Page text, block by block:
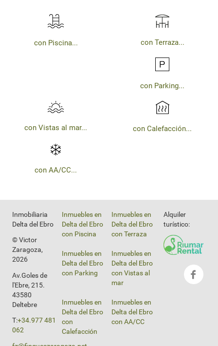
con Piscina... con Terraza...
con Parking...
con Vistas al mar... con Calefacción...
con AA/CC...
Inmobiliaria
Delta del Ebro
© Victor
Zaragoza,
2026
Av.Goles de
l'Ebre, 215.
43580
Deltebre
T:+34.977 481
062
Inmuebles en
Delta del Ebro
con Piscina
Inmuebles en
Delta del Ebro
con Terraza
Inmuebles en
Delta del Ebro
con Parking
Inmuebles en
Delta del Ebro
con Vistas al
mar
Inmuebles en
Delta del Ebro
con
Calefacción
Inmuebles en
Delta del Ebro
con AA/CC
Alquiler
turístico: